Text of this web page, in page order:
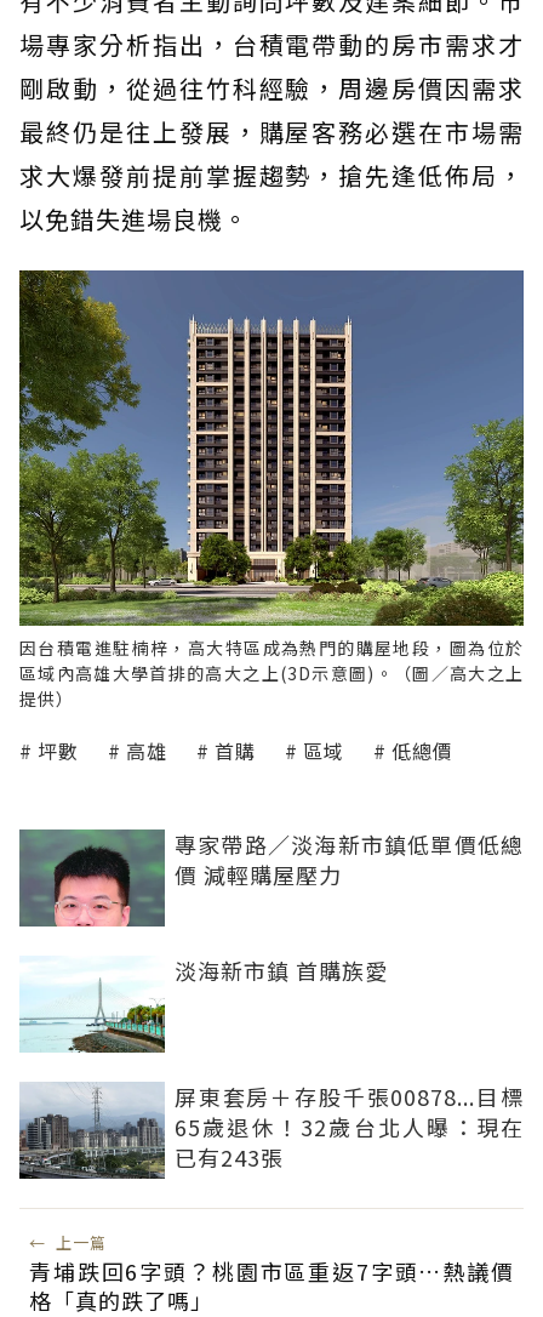
場專家分析指出，台積電帶動的房市需求才
剛啟動，從過往竹科經驗，周邊房價因需求
最終仍是往上發展，購屋客務必選在市場需
求大爆發前提前掌握趨勢，搶先逢低佈局，
以免錯失進場良機。
因台積電進駐楠梓，高大特區成為熱門的購屋地段，圖為位於
區域內高雄大學首排的高大之上(3D示意圖)。（圖／高大之上
提供）
坪數 高雄 首購 區域 低總價
專家帶路／淡海新市鎮低單價低總
價 減輕購屋壓力
淡海新市鎮 首購族愛
屏東套房＋存股千張00878...目標
65歲退休！32歲台北人曝：現在
已有243張
← 上一篇
青埔跌回6字頭？桃園市區重返7字頭…熱議價
格「真的跌了嗎」